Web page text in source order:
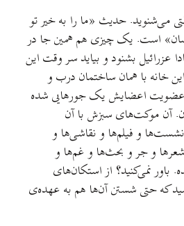
می‌شنوید. حدیث «ما را به خیر تو
است. یک چیزی هم همین جا در
عزرائیل بشنود و بیاید سر وقت این
خانه با همان ساختمان درب و
عضویت اعضایش یک جورهایی شده
آن موکت‌های سبزش با آن
و فیلم‌ها و نقاشی‌ها و
و جر و بحث‌ها و غم‌ها و
باور نمی‌کنید؟ از استکان‌های
که حتی شستن آن‌ها هم به عهده‌ی